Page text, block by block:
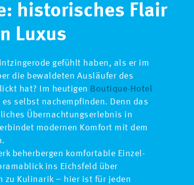
historisches Flair
Luxus
gefühlt haben, als er im
die bewaldeten Ausläufer des
hat? Im heutigen Boutique-Hotel
es selbst nachempfinden. Denn das
Übernachtungserlebnis in
modernen Komfort mit dem
beherbergen komfortable Einzel-
ins Eichsfeld über
zu Kulinarik – hier ist für jeden